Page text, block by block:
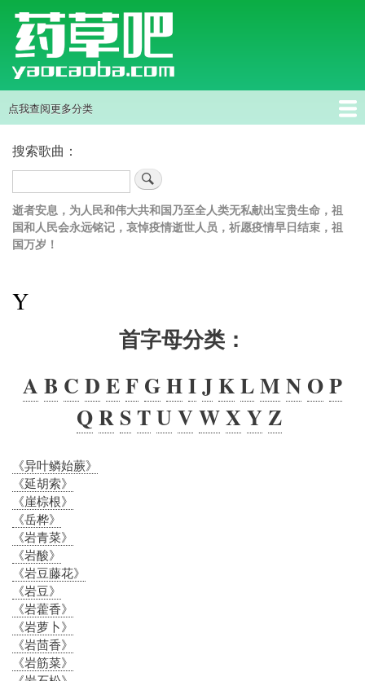
主
航
点我查阅更多分类
首页
中药草
搜索歌曲：
索
逝者安息，为人民和伟大共和国乃至全人类无私献出宝贵生命，祖
国和人民会永远铭记，哀悼疫情逝世人员，祈愿疫情早日结束，祖
国万岁！
Y
首字母分类：
A B C D EF GHIJKLM N OP
QR STUVWX Y Z
《异叶鳞始蕨》
《延胡索》
《崖棕根》
《岳桦》
《岩青菜》
《岩酸》
《岩豆藤花》
《岩豆》
《岩藿香》
《岩萝卜》
《岩茴香》
《岩筋菜》